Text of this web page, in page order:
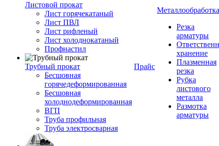
Листовой прокат
Лист горячекатаный
Лист ПВЛ
Лист рифленый
Лист холоднокатаный
Профнастил
Трубный прокат
Бесшовная
горячедеформированная
Бесшовная
холоднодеформированная
ВГП
Труба профильная
Труба электросварная
Прайс
Металлообработка
Резка
арматуры
хранение
Плазменная
резка
Рубка
листового
металла
Размотка
арматуры